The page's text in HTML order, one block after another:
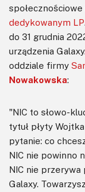
dedykowanym LP
do 31 grudnia
urządzenia
oddziale firmy
Nowakowska:
"NIC to słowo-
tytuł płyty
pytanie: co
NIC nie powinno
NIC nie przerywa
Galaxy.